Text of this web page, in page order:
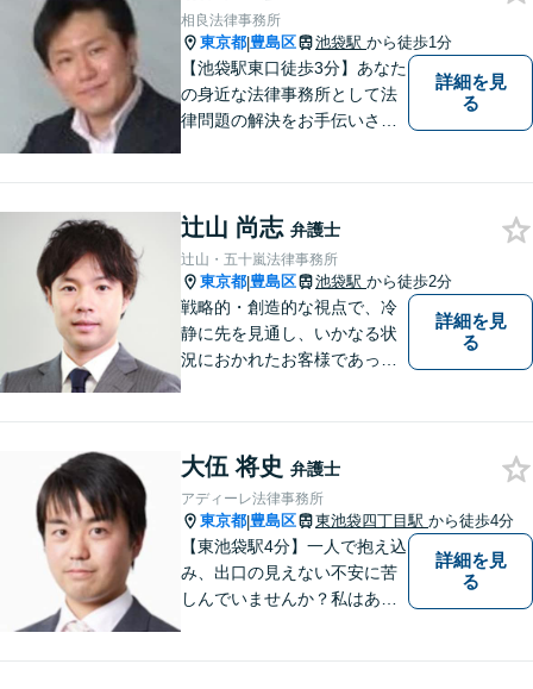
域に根ざした弁護士】依頼者
の立場から最適の解決方法を
ご提案します。
相良法律事務所
東京都|豊島区 池袋駅 から徒歩1分
【池袋駅東口徒歩3分】あなた
の身近な法律事務所として法
律問題の解決をお手伝いさせ
詳細を見
る
辻山 尚志 弁護士
辻山・五十嵐法律事務所
東京都|豊島区 池袋駅 から徒歩2分
戦略的・創造的な視点で、冷
静に先を見通し、いかなる状
況におかれたお客様であって
の強くて優しい最良のパート
ナーです。
詳細を見
る
大伍 将史 弁護士
アディーレ法律事務所
東京都|豊島区 東池袋四丁目駅 から徒歩4分
【東池袋駅4分】一人で抱え込
み、出口の見えない不安に苦
しんでいませんか？私はあな
詳細を見
る